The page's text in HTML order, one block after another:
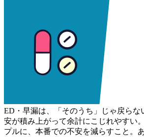
ED・早漏は、「そのうち」じゃ戻らな
安が積み上がって余計にこじれやすい
プルに、本番での不安を減らすこと。